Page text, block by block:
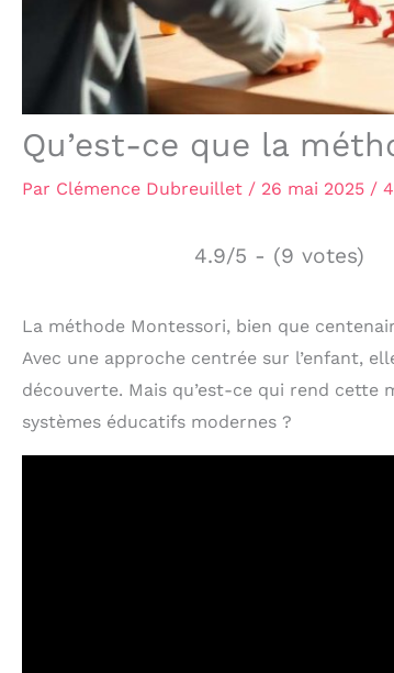
Qu’est-ce que la
Par Clémence Dubreuillet / 26 mai 2025 /
4.9/5 - (9 votes)
La méthode Montessori, bien que
Avec une approche centrée sur l’enfant,
découverte. Mais qu’est-ce qui rend
systèmes éducatifs modernes ?